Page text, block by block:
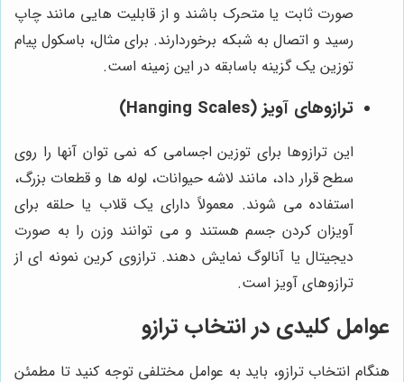
صورت ثابت یا متحرک باشند و از قابلیت هایی مانند چاپ
رسید و اتصال به شبکه برخوردارند. برای مثال، باسکول پیام
توزین یک گزینه باسابقه در این زمینه است.
ترازوهای آویز (Hanging Scales)
این ترازوها برای توزین اجسامی که نمی توان آنها را روی
سطح قرار داد، مانند لاشه حیوانات، لوله ها و قطعات بزرگ،
استفاده می شوند. معمولاً دارای یک قلاب یا حلقه برای
آویزان کردن جسم هستند و می توانند وزن را به صورت
دیجیتال یا آنالوگ نمایش دهند. ترازوی کرین نمونه ای از
ترازوهای آویز است.
عوامل کلیدی در انتخاب ترازو
هنگام انتخاب ترازو، باید به عوامل مختلفی توجه کنید تا مطمئن